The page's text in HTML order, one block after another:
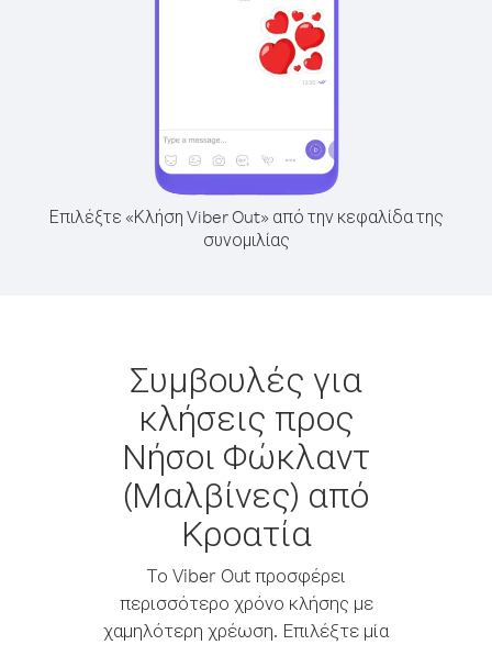
Επιλέξτε «Κλήση Viber Out» από την κεφαλίδα της
συνομιλίας
Συμβουλές για
κλήσεις προς
Νήσοι Φώκλαντ
(Μαλβίνες) από
Κροατία
Το Viber Out προσφέρει
περισσότερο χρόνο κλήσης με
χαμηλότερη χρέωση. Επιλέξτε μία